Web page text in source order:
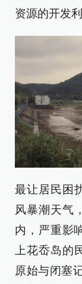
资源的开发利
最让居民困
风暴潮天气
内，严重影
上花岙岛的
原始与闭塞